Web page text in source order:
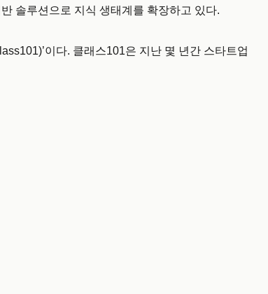
솔루션으로 지식 생태계를 확장하고 있다.
이다. 클래스101은 지난 몇 년간 스타트업